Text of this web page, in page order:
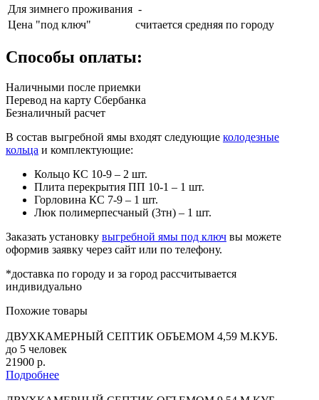
Для зимнего проживания -
Цена "под ключ"
считается средняя по городу
Способы оплаты:
Наличными после приемки
Перевод на карту Сбербанка
Безналичный расчет
В состав выгребной ямы входят следующие колодезные
кольца и комплектующие:
Кольцо КС 10-9 – 2 шт.
Плита перекрытия ПП 10-1 – 1 шт.
Горловина КС 7-9 – 1 шт.
Люк полимерпесчаный (3тн) – 1 шт.
Заказать установку выгребной ямы под ключ вы можете
оформив заявку через сайт или по телефону.
*доставка по городу и за город рассчитывается
индивидуально
Похожие товары
ДВУХКАМЕРНЫЙ СЕПТИК ОБЪЕМОМ 4,59 М.КУБ.
до 5 человек
21900 р.
Подробнее